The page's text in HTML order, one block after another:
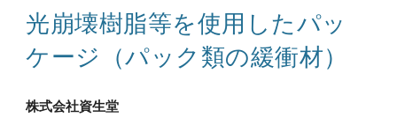
光崩壊樹脂等を使用したパッ
ケージ（パック類の緩衝材）
株式会社資生堂